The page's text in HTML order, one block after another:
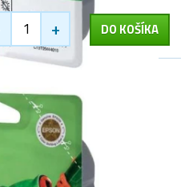
+ DO KOŠÍKA